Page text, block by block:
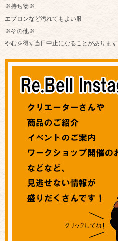
※持ち物※
エプロンなど汚れてもよい服
※その他※
やむを得ず当日中止になることがあります